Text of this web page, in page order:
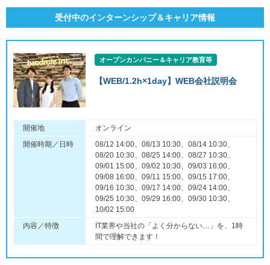
受付中のインターンシップ＆キャリア情報
オープンカンパニー＆キャリア教育等
【WEB/1.2h×1day】WEB会社説明会
開催地
オンライン
開催時期／日時
08/12 14:00、08/13 10:30、08/14 10:30、
08/20 10:30、08/25 14:00、08/27 10:30、
09/01 15:00、09/02 10:30、09/03 16:00、
09/08 16:00、09/11 15:00、09/15 17:00、
09/16 10:30、09/17 14:00、09/24 14:00、
09/25 10:30、09/29 16:00、09/30 10:30、
10/02 15:00
内容／特徴
IT業界や当社の「よく分からない…」を、1時
間で理解できます！